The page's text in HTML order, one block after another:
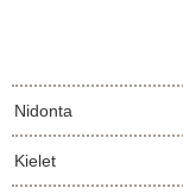
Nidonta
Kielet